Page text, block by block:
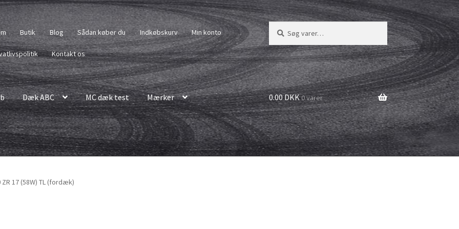
Butik Blog Sådan køber du Indkøbskurv Min konto
Kontakt os
Søg
efter:
Søg
Dæk ABC MC dæk test Mærker 0.00 DKK0 varer
17 (58W) TL (fordæk)